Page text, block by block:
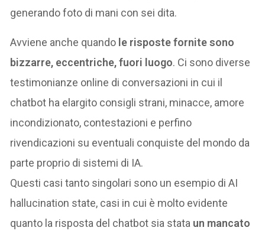
generando foto di mani con sei dita.
Avviene anche quando le risposte fornite sono
bizzarre, eccentriche, fuori luogo. Ci sono diverse
testimonianze online di conversazioni in cui il
chatbot ha elargito consigli strani, minacce, amore
incondizionato, contestazioni e perfino
rivendicazioni su eventuali conquiste del mondo da
parte proprio di sistemi di IA.
Questi casi tanto singolari sono un esempio di AI
hallucination state, casi in cui è molto evidente
quanto la risposta del chatbot sia stata un mancato